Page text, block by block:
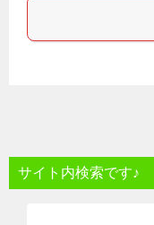
サイト内検索です♪